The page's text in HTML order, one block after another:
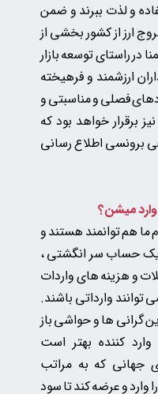
و لذت ببرند و ضمن
ارز از کشور بخشی از
در راستای توسعه بازار
ارزشمند و فرهیخته
فصلی و مناسبتی و
برقرار خواهد بود که
برونسی اطلاع رسانی
ما هم توانمند هستند و
یک حساب سر انگشتی ،
و هزینه های واردات
وارداتی باشند.
گرانی ها و حواشی باز
کننده بهتر است
جهانی که به مراتب
وارد و عرضه کندتا سود